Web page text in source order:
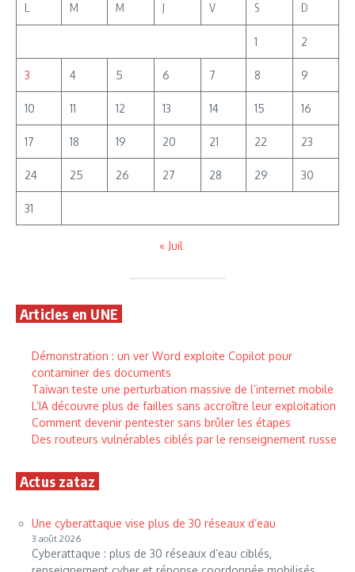
L M M J V S D
1 2
3 4 5 6 7 8 9
10 11 12 13 14 15 16
17 18 19 20 21 22 23
24 25 26 27 28 29 30
31
« Juil
Articles en UNE
Démonstration : un ver Word exploite Copilot pour
contaminer des documents
Taïwan teste une perturbation massive de l’internet mobile
L’IA découvre plus de failles sans accroître leur exploitation
Comment devenir pentester sans brûler les étapes
Des routeurs vulnérables ciblés par le renseignement russe
Actus zataz
Une cyberattaque vise plus de 30 réseaux d’eau
3 août 2026
Cyberattaque : plus de 30 réseaux d’eau ciblés,